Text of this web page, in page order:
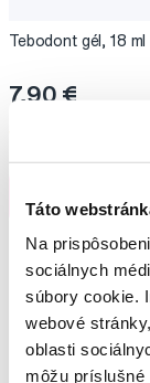
Táto
Na
sociálnych
súbory cookie.
webové
oblasti
môžu
Tebodont gél, 18 ml
7,90 €
Vybrané